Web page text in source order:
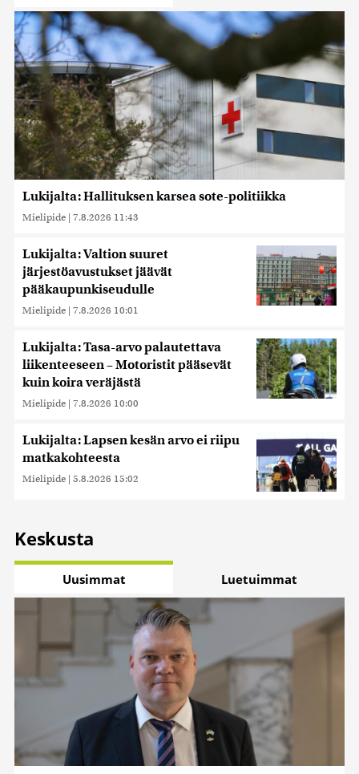
Lukijalta: Hallituksen karsea sote-politiikka
Mielipide | 7.8.2026 11:43
Lukijalta: Valtion suuret
järjestöavustukset jäävät
pääkaupunkiseudulle
Mielipide | 7.8.2026 10:01
Lukijalta: Tasa-arvo palautettava
liikenteeseen – Motoristit pääsevät
kuin koira veräjästä
Mielipide | 7.8.2026 10:00
Lukijalta: Lapsen kesän arvo ei riipu
matkakohteesta
Mielipide | 5.8.2026 15:02
Keskusta
Uusimmat Luetuimmat